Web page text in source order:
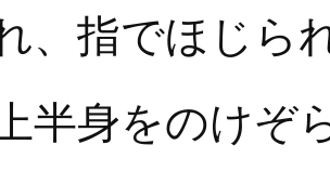
、指でほじら
半身をのけぞ